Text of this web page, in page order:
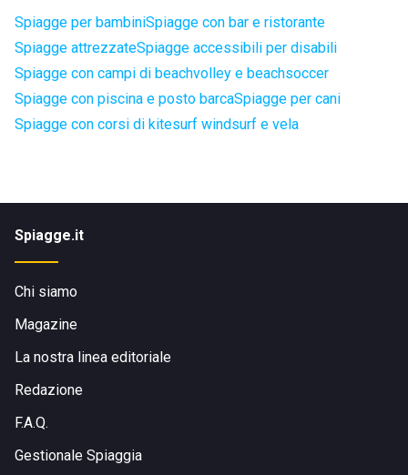
Spiagge per bambiniSpiagge con bar e ristorante
Spiagge attrezzateSpiagge accessibili per disabili
Spiagge con campi di beachvolley e beachsoccer
Spiagge con piscina e posto barcaSpiagge per cani
Spiagge con corsi di kitesurf windsurf e vela
Spiagge.it
Chi siamo
Magazine
La nostra linea editoriale
Redazione
F.A.Q.
Gestionale Spiaggia